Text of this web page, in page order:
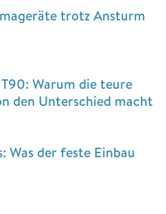
trotz Ansturm
Warum die teure
den Unterschied macht
Was der feste Einbau